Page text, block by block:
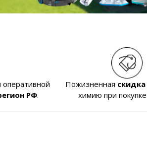
РФ.
Пожизненная скидка
химию при